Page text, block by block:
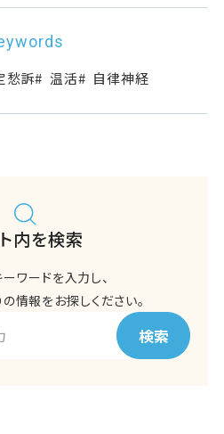
愁訴 温活 自律神経
内を検索
ワードを入力し、
情報をお探しください。
検索